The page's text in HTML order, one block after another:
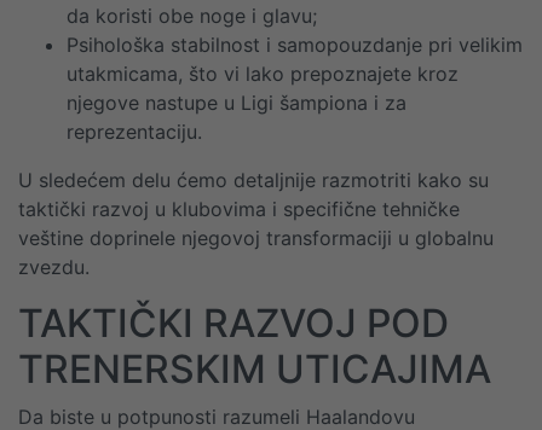
da koristi obe noge i glavu;
Psihološka stabilnost i samopouzdanje pri velikim
utakmicama, što vi lako prepoznajete kroz
njegove nastupe u Ligi šampiona i za
reprezentaciju.
U sledećem delu ćemo detaljnije razmotriti kako su
taktički razvoj u klubovima i specifične tehničke
veštine doprinele njegovoj transformaciji u globalnu
zvezdu.
TAKTIČKI RAZVOJ POD
TRENERSKIM UTICAJIMA
Da biste u potpunosti razumeli Haalandovu